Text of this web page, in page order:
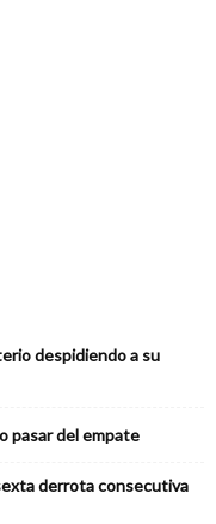
despidiendo a su
pasar del empate
derrota consecutiva